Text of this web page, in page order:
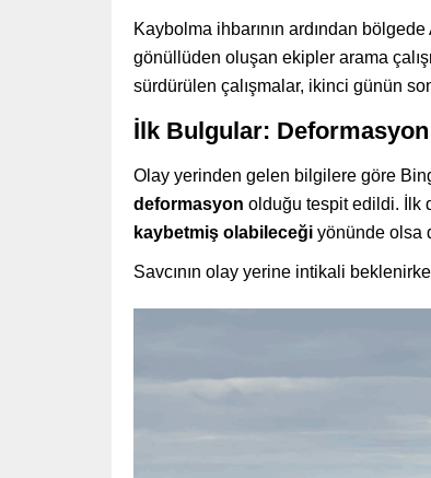
Kaybolma ihbarının ardından
gönüllüden oluşan ekipler arama
sürdürülen çalışmalar, ikinci günün
İlk Bulgular:
Olay yerinden gelen bilgilere göre
deformasyon olduğu tespit edildi. İlk
kaybetmiş olabileceği yönünde olsa
Savcının olay yerine intikali